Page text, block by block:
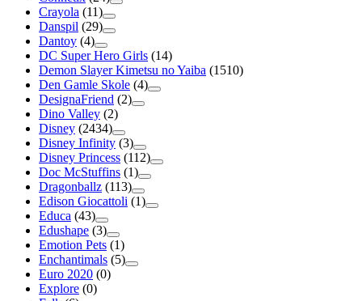
Crayola (11)
Danspil (29)
Dantoy (4)
DC Super Hero Girls (14)
Demon Slayer Kimetsu no Yaiba (1510)
Den Gamle Skole (4)
DesignaFriend (2)
Dino Valley (2)
Disney (2434)
Disney Infinity (3)
Disney Princess (112)
Doc McStuffins (1)
Dragonballz (113)
Edison Giocattoli (1)
Educa (43)
Edushape (3)
Emotion Pets (1)
Enchantimals (5)
Euro 2020 (0)
Explore (0)